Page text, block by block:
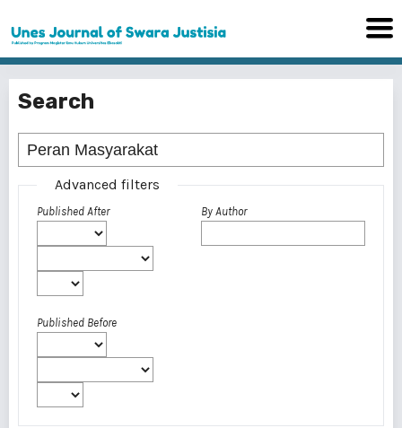
Search
Advanced filters
Published After
Published Before
By Author